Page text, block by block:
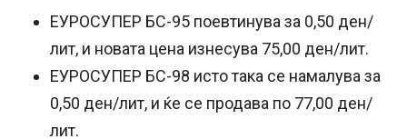
ЕУРОСУПЕР БС-95 поевтинува за 0,50 ден/
лит, и новата цена изнесува 75,00 ден/лит.
ЕУРОСУПЕР БС-98 исто така се намалува за
0,50 ден/лит, и ќе се продава по 77,00 ден/
лит.